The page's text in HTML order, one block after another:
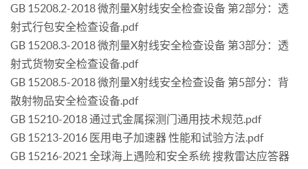
GB 15208.2-2018 微剂量X射线安全检查设备 第2部分：透
射式行包安全检查设备.pdf
GB 15208.3-2018 微剂量X射线安全检查设备 第3部分：透
射式货物安全检查设备.pdf
GB 15208.5-2018 微剂量X射线安全检查设备 第5部分：背
散射物品安全检查设备.pdf
GB 15210-2018 通过式金属探测门通用技术规范.pdf
GB 15213-2016 医用电子加速器 性能和试验方法.pdf
GB 15216-2021 全球海上遇险和安全系统 搜救雷达应答器